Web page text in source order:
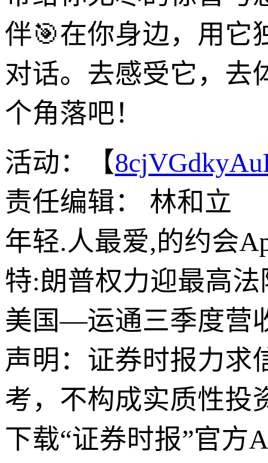
伴🎯在你身边，用它
对话。去感受它，去
个角落吧！
活动：【
责任编辑： 林和立
年轻.人最爱,的约会
特:朗普权力迎最高
美国—运通三季度营
声明：证券时报力求
考，不构成实质性投
下载“证券时报”官方